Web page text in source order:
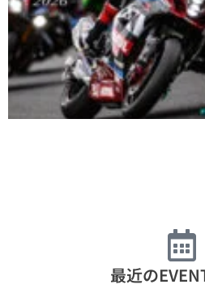
最近の